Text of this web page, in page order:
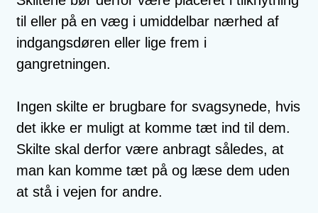
til eller på en væg i umiddelbar nærhed af
indgangsdøren eller lige frem i
gangretningen.
Ingen skilte er brugbare for svagsynede, hvis
det ikke er muligt at komme tæt ind til dem.
Skilte skal derfor være anbragt således, at
man kan komme tæt på og læse dem uden
at stå i vejen for andre.